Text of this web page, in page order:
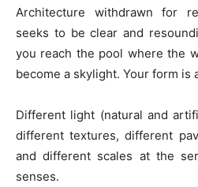
Architecture withdrawn for
seeks to be clear and
you reach the pool where the
become a skylight. Your form is
Different light (natural and
different textures, different
and different scales at the
senses.